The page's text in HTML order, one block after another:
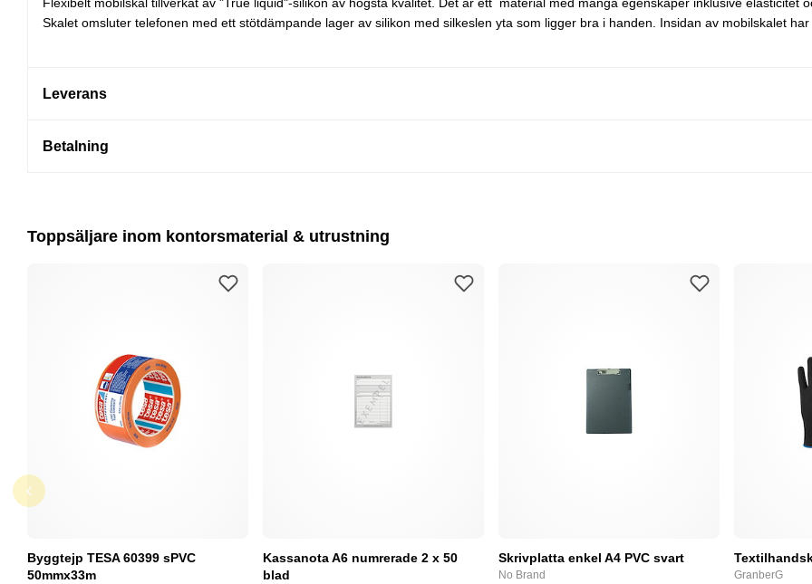
Flexibelt mobilskal tillverkat av "True liquid"-silikon av högsta kvalitet. Det är ett material med många egenskaper inklusive elasticitet
Skalet omsluter telefonen med ett stötdämpande lager av silikon med silkeslen yta som ligger bra i handen. Insidan av mobilskalet
Leverans
Betalning
Toppsäljare inom kontorsmaterial & utrustning
Byggtejp TESA 60399 sPVC
50mmx33m
Kassanota A6 numrerade 2 x 50
blad
Skrivplatta enkel A4 PVC svart
No Brand GranberG